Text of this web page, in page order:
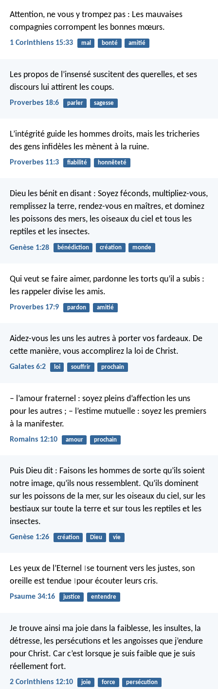
Attention, ne vous y trompez pas : Les mauvaises
compagnies corrompent les bonnes mœurs.
1 Corinthiens 15:33 mal bonté amitié
Les propos de l’insensé suscitent des querelles, et ses
discours lui attirent les coups.
Proverbes 18:6 parler sagesse
L’intégrité guide les hommes droits, mais les tricheries
des gens infidèles les mènent à la ruine.
Proverbes 11:3 fiabilité honnêteté
Dieu les bénit en disant : Soyez féconds, multipliez-vous,
remplissez la terre, rendez-vous en maîtres, et dominez
les poissons des mers, les oiseaux du ciel et tous les
reptiles et les insectes.
Genèse 1:28 bénédiction création monde
Qui veut se faire aimer, pardonne les torts qu’il a subis :
les rappeler divise les amis.
Proverbes 17:9 pardon amitié
Aidez-vous les uns les autres à porter vos fardeaux. De
cette manière, vous accomplirez la loi de Christ.
Galates 6:2 loi souffrir prochain
– l’amour fraternel : soyez pleins d’affection les uns
pour les autres ; – l’estime mutuelle : soyez les premiers
à la manifester.
Romains 12:10 amour prochain
Puis Dieu dit : Faisons les hommes de sorte qu’ils soient
notre image, qu’ils nous ressemblent. Qu’ils dominent
sur les poissons de la mer, sur les oiseaux du ciel, sur les
bestiaux sur toute la terre et sur tous les reptiles et les
insectes.
Genèse 1:26 création Dieu vie
Les yeux de l’Eternel se tournent vers les justes, son
oreille est tendue pour écouter leurs cris.
Psaume 34:16 justice entendre
Je trouve ainsi ma joie dans la faiblesse, les insultes, la
détresse, les persécutions et les angoisses que j’endure
pour Christ. Car c’est lorsque je suis faible que je suis
réellement fort.
2 Corinthiens 12:10 joie force persécution